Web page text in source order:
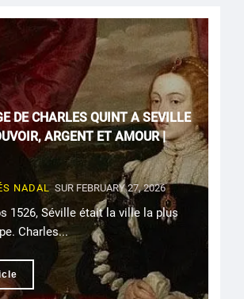
DE CHARLES QUINT A SEVILLE
ARGENT ET AMOUR |
NADAL SUR FEBRUARY 27, 2026
1526, Séville était la ville la plus
Charles...